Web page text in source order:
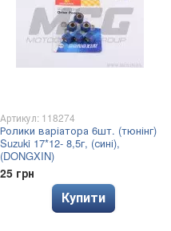
Артикул: 118274
Ролики варіатора 6шт. (тюнінг)
Suzuki 17*12- 8,5г, (сині),
(DONGXIN)
25 грн
Купити